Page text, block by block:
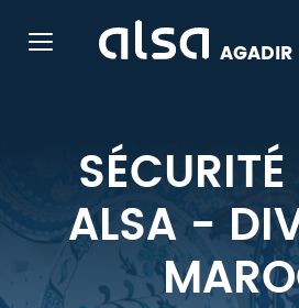
Toggle navigation AGADIR
ALSA -